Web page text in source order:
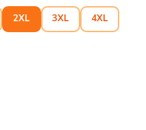
2XL 3XL 4XL